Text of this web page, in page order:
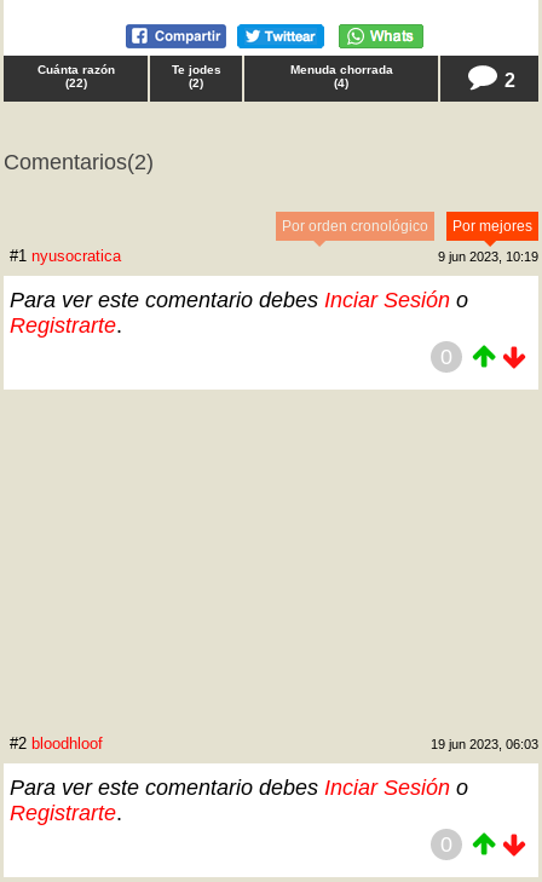
Cuánta razón
(22)
Te jodes
(2)
Menuda chorrada
(4) 2
Comentarios(2)
Por mejores
Por orden cronológico
#1 nyusocratica 9 jun 2023, 10:19
Para ver este comentario debes Inciar Sesión o
Registrarte.
0
#2 bloodhloof 19 jun 2023, 06:03
Para ver este comentario debes Inciar Sesión o
Registrarte.
0